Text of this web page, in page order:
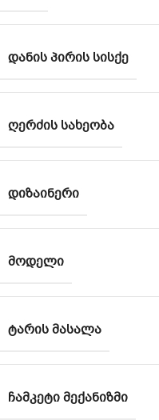
ᲓᲐᲜᲘᲡ ᲞᲘᲠᲘᲡ ᲡᲘᲡᲥᲔ
ᲦᲔᲠᲫᲘᲡ ᲡᲐᲮᲔᲝᲑᲐ
ᲓᲘᲖᲐᲘᲜᲔᲠᲘ
ᲛᲝᲓᲔᲚᲘ
ᲢᲐᲠᲘᲡ ᲛᲐᲡᲐᲚᲐ
ᲩᲐᲛᲙᲔᲢᲘ ᲛᲔᲥᲐᲜᲘᲖᲛᲘ